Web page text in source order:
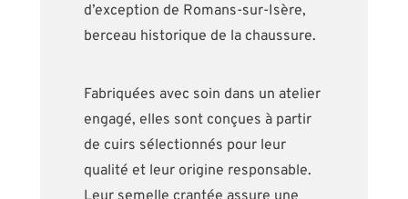
d’exception de Romans-sur-Isère,
berceau historique de la chaussure.
Fabriquées avec soin dans un atelier
engagé, elles sont conçues à partir
de cuirs sélectionnés pour leur
qualité et leur origine responsable.